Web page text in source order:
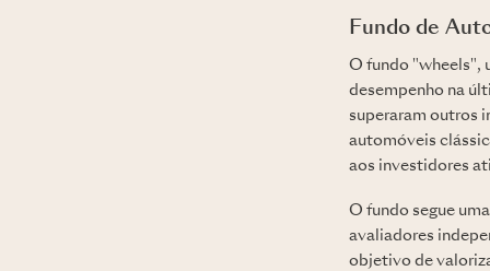
Fundo de
O fundo "wheels",
desempenho na
superaram outros
automóveis
aos investidores
O fundo segue
avaliadores
objetivo de